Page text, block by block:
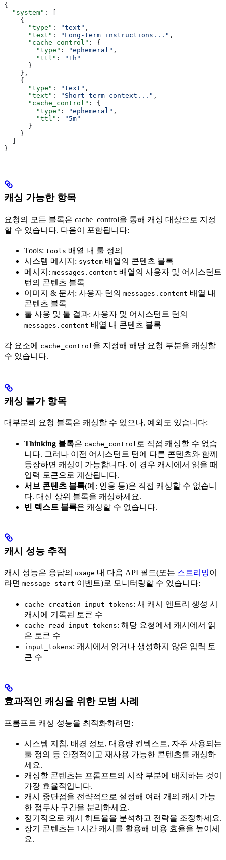
{
  "system"
: [
    {
      "type"
: "text" ,
      "text"
: "Long-term instructions..." ,
      "cache_control"
: {
        "type"
: "ephemeral" ,
        "ttl"
:
"1h"
      }
    },
    {
      "type"
: "text" ,
      "text"
: "Short-term context..." ,
      "cache_control"
: {
        "type"
: "ephemeral" ,
        "ttl"
:
"5m"
      }
    }
}
캐싱 가능한 항목
요청의 모든 블록은 cache_control을 통해 캐싱 대상으로 지정
할 수 있습니다. 다음이 포함됩니다:
Tools: tools 배열 내 툴 정의
시스템 메시지: system 배열의 콘텐츠 블록
메시지: messages.content 배열의 사용자 및 어시스턴트
턴의 콘텐츠 블록
이미지 & 문서: 사용자 턴의 messages.content 배열 내
콘텐츠 블록
툴 사용 및 툴 결과: 사용자 및 어시스턴트 턴의
messages.content 배열 내 콘텐츠 블록
각 요소에 cache_control 을 지정해 해당 요청 부분을 캐싱할
수 있습니다.
캐싱 불가 항목
대부분의 요청 블록은 캐싱할 수 있으나, 예외도 있습니다:
Thinking 블록은 cache_control 로 직접 캐싱할 수 없습
니다. 그러나 이전 어시스턴트 턴에 다른 콘텐츠와 함께
등장하면 캐싱이 가능합니다. 이 경우 캐시에서 읽을 때
입력 토큰으로 계산됩니다.
서브 콘텐츠 블록(예: 인용 등)은 직접 캐싱할 수 없습니
다. 대신 상위 블록을 캐싱하세요.
빈 텍스트 블록은 캐싱할 수 없습니다.
캐시 성능 추적
캐시 성능은 응답의 usage 내 다음 API 필드(또는 스트리밍이
라면 message_start 이벤트)로 모니터링할 수 있습니다:
cache_creation_input_tokens: 새 캐시 엔트리 생성 시
캐시에 기록된 토큰 수
cache_read_input_tokens: 해당 요청에서 캐시에서 읽
은 토큰 수
input_tokens: 캐시에서 읽거나 생성하지 않은 입력 토
큰 수
효과적인 캐싱을 위한 모범 사례
프롬프트 캐싱 성능을 최적화하려면:
시스템 지침, 배경 정보, 대용량 컨텍스트, 자주 사용되는
툴 정의 등 안정적이고 재사용 가능한 콘텐츠를 캐싱하
세요.
캐싱할 콘텐츠는 프롬프트의 시작 부분에 배치하는 것이
가장 효율적입니다.
캐시 중단점을 전략적으로 설정해 여러 개의 캐시 가능
한 접두사 구간을 분리하세요.
정기적으로 캐시 히트율을 분석하고 전략을 조정하세요.
장기 콘텐츠는 1시간 캐시를 활용해 비용 효율을 높이세
요.